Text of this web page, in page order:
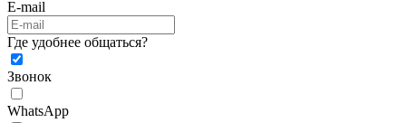
E-mail
Где удобнее общаться?
Звонок
WhatsApp